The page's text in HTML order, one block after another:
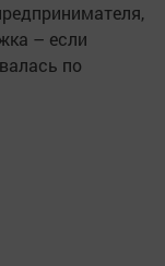
– если
по